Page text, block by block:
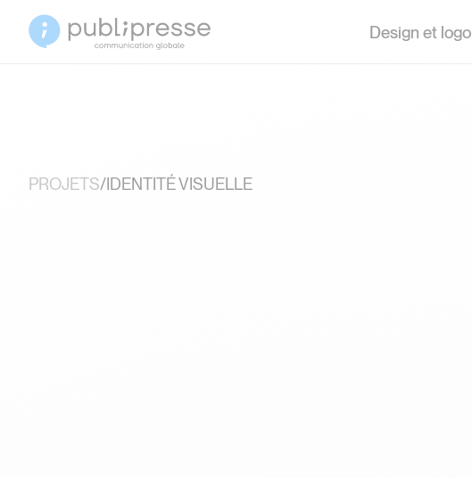
Design et logo
PROJETS/IDENTITÉ VISUELLE